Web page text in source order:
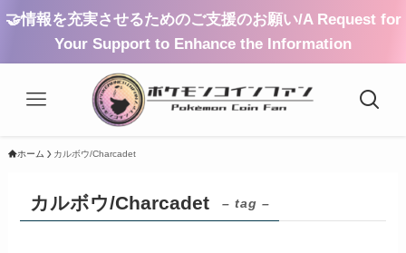
🤝情報を充実させるためのご支援のお願い/A Request for
Your Support to Enhance the Information
ホーム カルボウ/Charcadet
カルボウ/Charcadet – tag –